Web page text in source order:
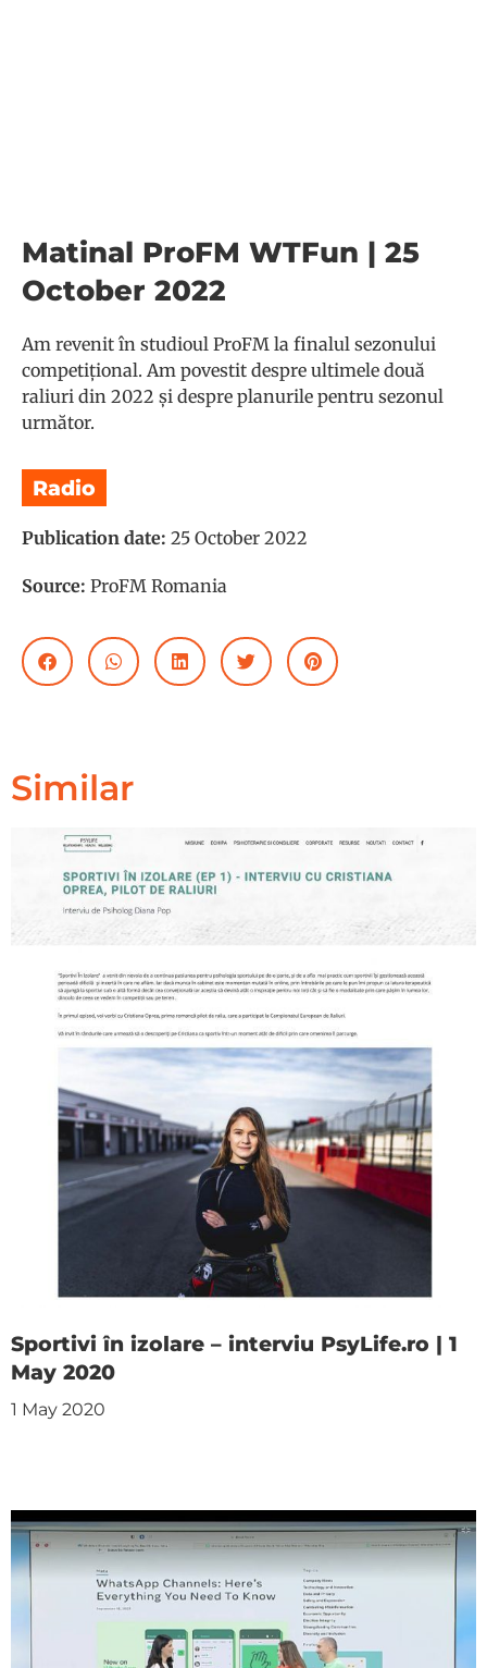
Matinal ProFM WTFun | 25
October 2022
Am revenit în studioul ProFM la finalul sezonului
competițional. Am povestit despre ultimele două
raliuri din 2022 și despre planurile pentru sezonul
următor.
Radio
Publication date: 25 October 2022
Source: ProFM Romania
Similar
Sportivi în izolare – interviu PsyLife.ro | 1
May 2020
1 May 2020